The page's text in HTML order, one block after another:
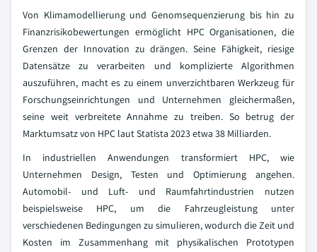
Von Klimamodellierung und Genomsequenzierung bis hin zu
Finanzrisikobewertungen ermöglicht HPC Organisationen, die
Grenzen der Innovation zu drängen. Seine Fähigkeit, riesige
Datensätze zu verarbeiten und komplizierte Algorithmen
auszuführen, macht es zu einem unverzichtbaren Werkzeug für
Forschungseinrichtungen und Unternehmen gleichermaßen,
seine weit verbreitete Annahme zu treiben. So betrug der
Marktumsatz von HPC laut Statista 2023 etwa 38 Milliarden.
In industriellen Anwendungen transformiert HPC, wie
Unternehmen Design, Testen und Optimierung angehen.
Automobil- und Luft- und Raumfahrtindustrien nutzen
beispielsweise HPC, um die Fahrzeugleistung unter
verschiedenen Bedingungen zu simulieren, wodurch die Zeit und
Kosten im Zusammenhang mit physikalischen Prototypen